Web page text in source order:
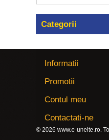
Categorii
Informatii
Promotii
Contul meu
Contactati-ne
© 2026 www.e-unelte.ro.